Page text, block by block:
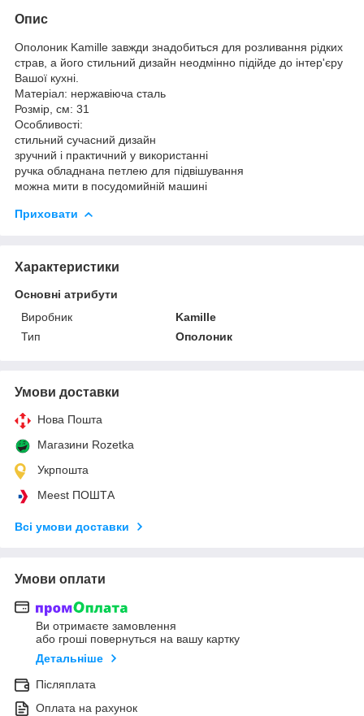
Опис
Ополоник Kamille завжди знадобиться для розливання рідких
страв, а його стильний дизайн неодмінно підійде до інтер'єру
Вашої кухні.
Матеріал: нержавіюча сталь
Розмір, см: 31
Особливості:
стильний сучасний дизайн
зручний і практичний у використанні
ручка обладнана петлею для підвішування
можна мити в посудомийній машині
Приховати
Характеристики
Основні атрибути
Виробник
Kamille
Тип
Ополоник
Умови доставки
Нова Пошта
Магазини Rozetka
Укрпошта
Meest ПОШТА
Всі умови доставки
Умови оплати
Ви отримаєте замовлення
або гроші повернуться на вашу картку
Детальніше
Післяплата
Оплата на рахунок